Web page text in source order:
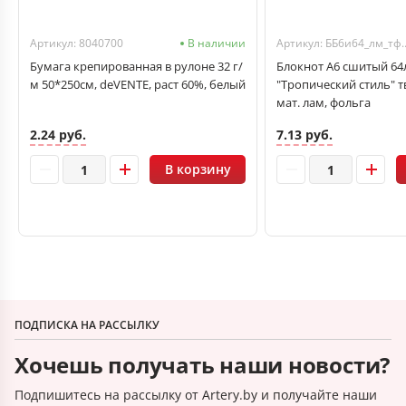
Артикул: 8040700 В наличии
Бумага крепированная в рулоне 32 г/
м 50*250см, deVENTE, раст 60%, белый
2.24 руб.
В корзину
Артикул:
Блокнот А6 сшитый
"Тропический стиль"
мат. лам, фольга
7.13 руб.
ПОДПИСКА НА РАССЫЛКУ
Хочешь получать наши новости?
Подпишитесь на рассылку от Artery.by и получайте наши